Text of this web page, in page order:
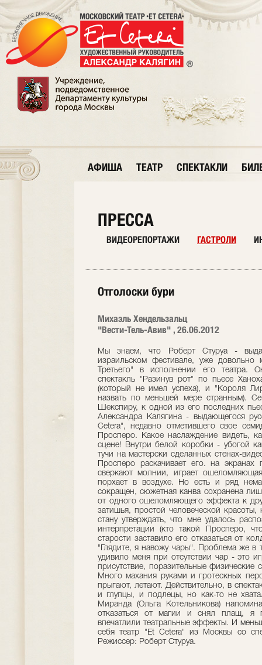
АФИША ТЕАТР СПЕКТАКЛИ
ПРЕССА
ВИДЕОРЕПОРТАЖИ ГАСТРОЛИ
Отголоски бури
Михаэль Хендельзальц
"Вести-Тель-Авив" , 26.06.2012
Мы знаем, что Роберт Стуруа -
израильском фестивале, уже
Третьего" в исполнении его театра.
спектакль "Разинув рот" по пьесе
(который не имел успеха), и "Короля
назвать по меньшей мере странным).
Шекспиру, к одной из его последних
Александра Калягина - выдающегося
Cetera", недавно отметившего свое
Просперо. Какое наслаждение видеть,
сцене! Внутри белой коробки - убогой
тучи на мастерски сделанных стенах-
Просперо раскачивает его. на
сверкают молнии, играет
порхает в воздухе. Но есть и ряд
сокращен, сюжетная канва сохранена
от одного ошеломляющего эффекта к
затишья, простой человеческой
стану утверждать, что мне удалось
интерпретации (кто такой Просперо,
старости заставило его отказаться от
"Глядите, я навожу чары". Проблема же в
удивило меня при отсутствии чар - это
присутствие, поразительные физические
Много махания руками и гротескных
прыгают, летают. Действительно, в
и глупцы, и подлецы, но как-то не
Миранда (Ольга Котельникова)
отказаться от магии и снял плащ, я
впечатлили театральные эффекты. И
себя театр "Et Cetera" из Москвы со
Режиссер: Роберт Стуруа.